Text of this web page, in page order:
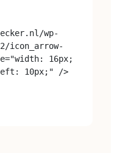
wp-
icon_arrow-
16px;
10px;" />